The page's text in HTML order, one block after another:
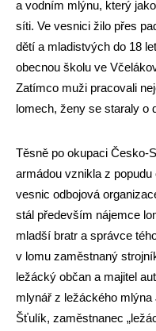
a vodním mlýnu, který
síti. Ve vesnici žilo přes
dětí a mladistvých do 18
obecnou školu ve
Zatímco muži pracovali
lomech, ženy se staraly o
Těsně po okupaci Česko-
armádou vznikla z
vesnic odbojová
stál především nájemce
mladší bratr a správce
v lomu zaměstnaný
ležácký občan a majitel
mlynář z ležáckého
Šťulík, zaměstnanec